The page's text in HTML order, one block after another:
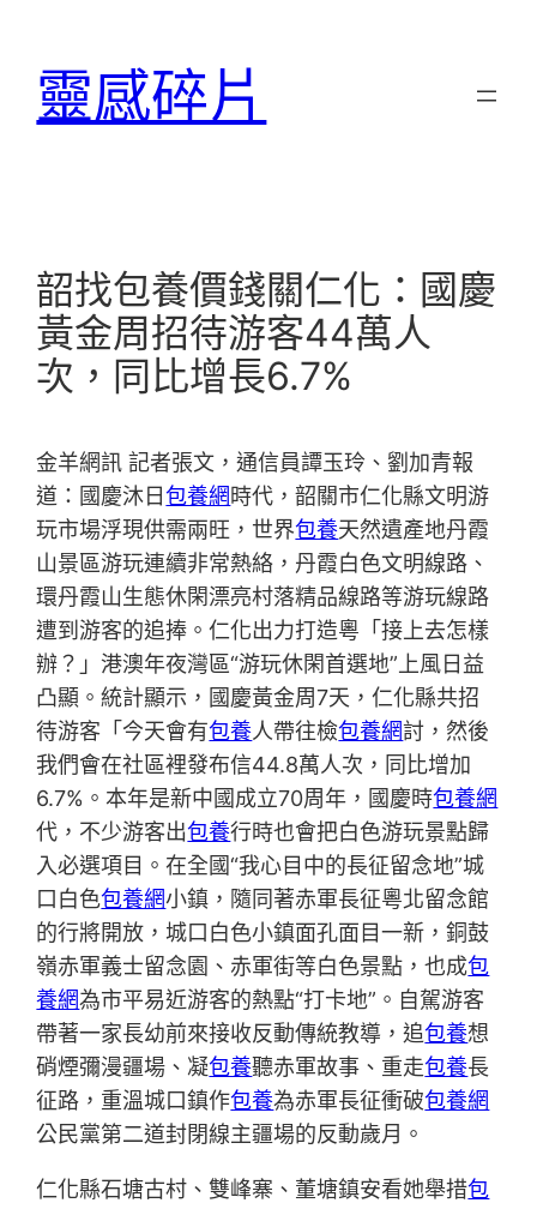
靈感碎片
韶找包養價錢關仁化：國慶
黃金周招待游客44萬人
次，同比增長6.7%
金羊網訊 記者張文，通信員譚玉玲、劉加青報
道：國慶沐日包養網時代，韶關市仁化縣文明游
玩市場浮現供需兩旺，世界包養天然遺產地丹霞
山景區游玩連續非常熱絡，丹霞白色文明線路、
環丹霞山生態休閑漂亮村落精品線路等游玩線路
遭到游客的追捧。仁化出力打造粵「接上去怎樣
辦？」港澳年夜灣區“游玩休閑首選地”上風日益
凸顯。統計顯示，國慶黃金周7天，仁化縣共招
待游客「今天會有包養人帶往檢包養網討，然後
我們會在社區裡發布信44.8萬人次，同比增加
6.7%。本年是新中國成立70周年，國慶時包養網
代，不少游客出包養行時也會把白色游玩景點歸
入必選項目。在全國“我心目中的長征留念地”城
口白色包養網小鎮，隨同著赤軍長征粵北留念館
的行將開放，城口白色小鎮面孔面目一新，銅鼓
嶺赤軍義士留念園、赤軍街等白色景點，也成包
養網為市平易近游客的熱點“打卡地”。自駕游客
帶著一家長幼前來接收反動傳統教導，追包養想
硝煙彌漫疆場、凝包養聽赤軍故事、重走包養長
征路，重溫城口鎮作包養為赤軍長征衝破包養網
公民黨第二道封閉線主疆場的反動歲月。
仁化縣石塘古村、雙峰寨、董塘鎮安看她舉措包